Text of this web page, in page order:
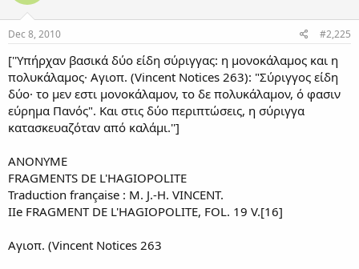
Dec 8, 2010 #2,225
[''Υπήρχαν βασικά δύο είδη σύριγγας: η μονοκάλαμος και η
πολυκάλαμος· Αγιοπ. (Vincent Notices 263): "Σύριγγος είδη
δύο· το μεν εστι μονοκάλαμον, το δε πολυκάλαμον, ό φασιν
εύρημα Πανός". Και στις δύο περιπτώσεις, η σύριγγα
κατασκευαζόταν από καλάμι.'']
ΑΝΟΝΥΜΕ
FRAGMENTS DE L'HAGIOPOLITE
Traduction française : M. J.-H. VINCENT.
IIe FRAGMENT DE L'HAGIOPOLITE, FOL. 19 V.[16]
Αγιοπ. (Vincent Notices 263